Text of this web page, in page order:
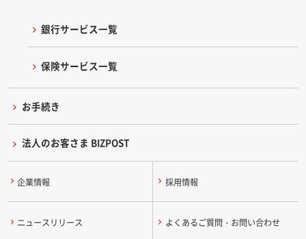
銀行サービス一覧
保険サービス一覧
お手続き
法人のお客さま BIZPOST
企業情報 採用情報
ニュースリリース よくあるご質問・お問い合わせ